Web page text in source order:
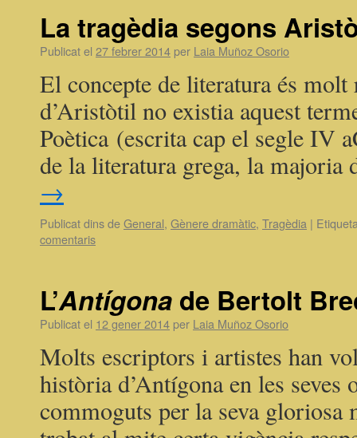
La tragèdia segons
Publicat el 27 febrer 2014 per Laia Muñoz Osorio
El concepte de literatura és molt
d’Aristòtil no existia aquest
Poètica (escrita cap el segle IV
de la literatura grega, la
→
Publicat dins deGeneral, Gènere dramàtic, Tragèdia |
comentaris
L’Antígona de Bertolt
Publicat el 12 gener 2014 per Laia Muñoz Osorio
Molts escriptors i artistes han
història d’Antígona en les seves
commoguts per la seva